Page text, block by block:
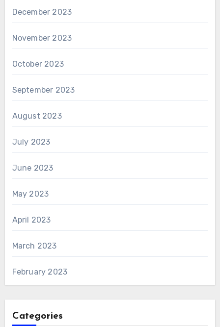
December 2023
November 2023
October 2023
September 2023
August 2023
July 2023
June 2023
May 2023
April 2023
March 2023
February 2023
Categories